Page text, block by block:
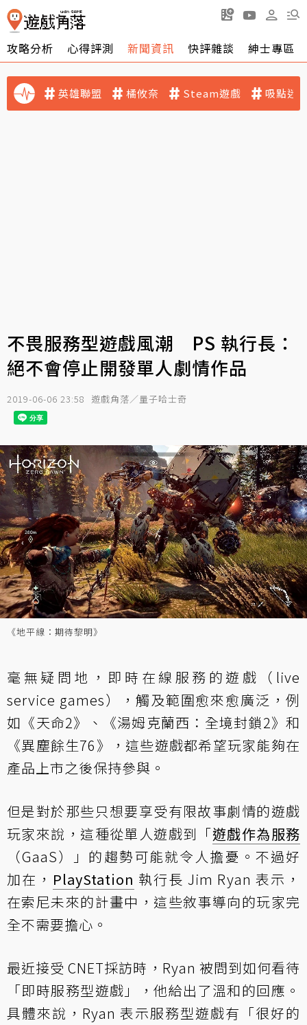
攻略分析 心得評測 新聞資訊 快評雜談 紳士專區
英雄聯盟 橘攸奈 Steam遊戲 吸點迷
不畏服務型遊戲風潮 PS 執行長：
絕不會停止開發單人劇情作品
2019-06-06 23:58 遊戲角落／量子哈士奇
《地平線：期待黎明》
毫無疑問地，即時在線服務的遊戲（live
service games），觸及範圍愈來愈廣泛，例
如《天命2》、《湯姆克蘭西：全境封鎖2》和
《異塵餘生76》，這些遊戲都希望玩家能夠在
產品上市之後保持參與。
但是對於那些只想要享受有限故事劇情的遊戲
玩家來說，這種從單人遊戲到「遊戲作為服務
（GaaS）」的趨勢可能就令人擔憂。不過好
加在， PlayStation 執行長 Jim Ryan 表示，
在索尼未來的計畫中，這些敘事導向的玩家完
全不需要擔心。
最近接受 CNET採訪時，Ryan 被問到如何看待
「即時服務型遊戲」，他給出了溫和的回應。
具體來說，Ryan 表示服務型遊戲有「很好的